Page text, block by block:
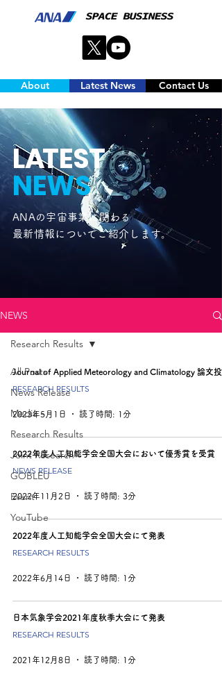
About Latest News Contact Us
LATEST
NEWS
ANAの 宇宙事業に関わる
最新情報についてご紹介します。
NEWS
All Posts
News Release
Media
Research Results
Joint Research
GOBLEU
Event
YouTube
Research Results
Journal of Applied Meteorology and Climatology 論文投
RESEARCH RESULTS
2023年5月1日 読了時間: 1分
2022年度人工知能学会全国大会において優秀賞を受賞
NEWS RELEASE
2022年11月2日 読了時間: 3分
2022年度人工知能学会全国大会にて発表
RESEARCH RESULTS
2022年6月14日 読了時間: 1分
日本気象学会2021年度秋季大会にて発表
RESEARCH RESULTS
2021年12月8日 読了時間: 1分